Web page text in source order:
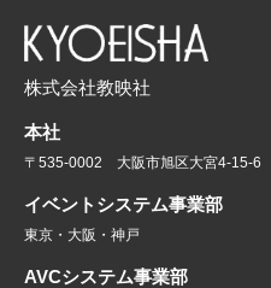
株式会社教映社
本社
〒535-0002 大阪市旭区大宮4-15-6
イベントシステム事業部
東京・大阪・神戸
AVCシステム事業部